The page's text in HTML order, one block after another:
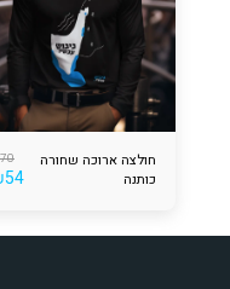
חולצה ארוכה שחורה
כותנה
70
54